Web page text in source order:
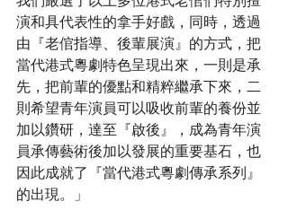
演和具代表性的拿手好戲，同時，透過
由﻿『老倌指導、後輩展演』的方式，把
當代港式粵劇特色呈現出來，一則是承
先，把前輩的優點和精粹繼承下來，二
則希望青年演員可以吸收前輩的養份並
加以鑽研，達至﻿『啟後』，成為青年演
員承傳藝術後加以發展的重要基石，也
因此成就了『當代港式粵劇傳承系列』
的出現。」